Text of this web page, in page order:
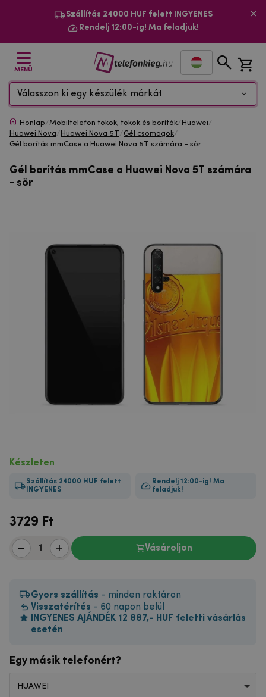
Szállítás 24000 HUF felett INGYENES
Rendelj 12:00-ig! Ma feladjuk!
MENÜ
Válasszon ki egy készülék márkát
Honlap/Mobiltelefon tokok, tokok és borítók/ Huawei/
Huawei Nova/ Huawei Nova 5T/Gél csomagok/
Gél borítás mmCase a Huawei Nova 5T számára - sör
Gél borítás mmCase a Huawei Nova 5T számára
- sör
Készleten
Szállítás 24000 HUF felett
INGYENES
Rendelj 12:00-ig! Ma
feladjuk!
3729 Ft
Vásároljon
Gyors szállítás - minden raktáron
Visszatérítés - 60 napon belül
INGYENES AJÁNDÉK 12 887,- HUF feletti vásárlás
esetén
Egy másik telefonért?
HUAWEI